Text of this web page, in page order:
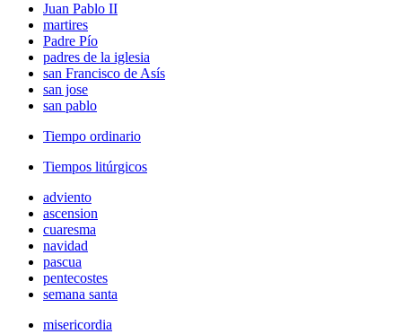
Juan Pablo II
martires
Padre Pío
padres de la iglesia
san Francisco de Asís
san jose
san pablo
Tiempo ordinario
Tiempos litúrgicos
adviento
ascension
cuaresma
navidad
pascua
pentecostes
semana santa
misericordia